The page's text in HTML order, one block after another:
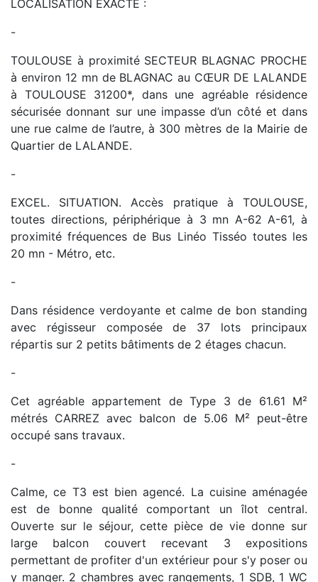
LOCALISATION EXACTE :
-
TOULOUSE à proximité SECTEUR BLAGNAC PROCHE
à environ 12 mn de BLAGNAC au CŒUR DE LALANDE
à TOULOUSE 31200*, dans une agréable résidence
sécurisée donnant sur une impasse d’un côté et dans
une rue calme de l’autre, à 300 mètres de la Mairie de
Quartier de LALANDE.
-
EXCEL. SITUATION. Accès pratique à TOULOUSE,
toutes directions, périphérique à 3 mn A-62 A-61, à
proximité fréquences de Bus Linéo Tisséo toutes les
20 mn - Métro, etc.
-
Dans résidence verdoyante et calme de bon standing
avec régisseur composée de 37 lots principaux
répartis sur 2 petits bâtiments de 2 étages chacun.
-
Cet agréable appartement de Type 3 de 61.61 M²
métrés CARREZ avec balcon de 5.06 M² peut-être
occupé sans travaux.
-
Calme, ce T3 est bien agencé. La cuisine aménagée
est de bonne qualité comportant un îlot central.
Ouverte sur le séjour, cette pièce de vie donne sur
large balcon couvert recevant 3 expositions
permettant de profiter d'un extérieur pour s'y poser ou
y manger. 2 chambres avec rangements, 1 SDB, 1 WC